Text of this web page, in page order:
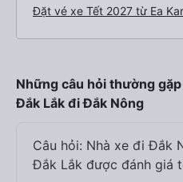
Đặt vé xe Tết 2027 từ Ea
Những câu hỏi thường
Đắk Lắk đi Đắk Nông
Câu hỏi: Nhà xe đi Đắk
Đắk Lắk được đánh giá